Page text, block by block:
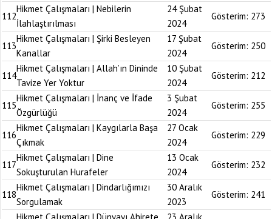
112
Hikmet Çalışmaları | Nebilerin
İlahlaştırılması
24 Şubat
2024
Gösterim: 273
113
Hikmet Çalışmaları | Şirki Besleyen
Kanallar
17 Şubat
2024
Gösterim: 250
114
Hikmet Çalışmaları | Allah’ın Dininde
Tavize Yer Yoktur
10 Şubat
2024
Gösterim: 212
115
Hikmet Çalışmaları | İnanç ve İfade
Özgürlüğü
3 Şubat
2024
Gösterim: 255
116
Hikmet Çalışmaları | Kaygılarla Başa
Çıkmak
27 Ocak
2024
Gösterim: 229
117
Hikmet Çalışmaları | Dine
Sokuşturulan Hurafeler
13 Ocak
2024
Gösterim: 232
118
Hikmet Çalışmaları | Dindarlığımızı
Sorgulamak
30 Aralık
2023
Gösterim: 241